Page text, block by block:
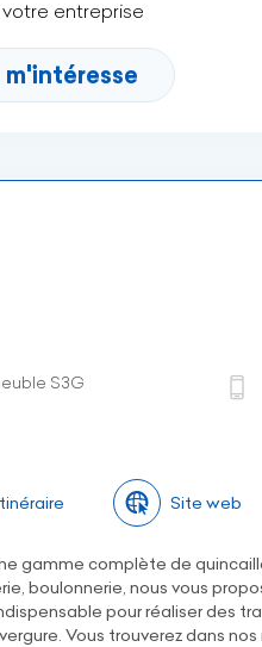
entreprise
m'intéresse
S3G
Site web
gamme complète de
boulonnerie, nous vous
pour réaliser des
Vous trouverez dans nos